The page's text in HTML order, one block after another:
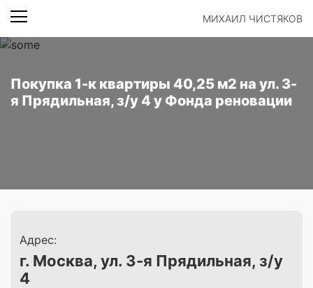
МИХАИЛ ЧИСТЯКОВ
Покупка 1-к квартиры 40,25 м2 на ул. 3-
я Прядильная, з/у 4 у Фонда реновации
Адрес:
г. Москва, ул. 3-я Прядильная, з/у
4